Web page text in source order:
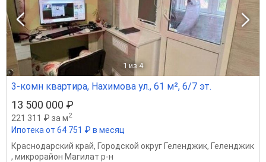
1 из 4
3-комн квартира, Нахимова ул., 61 м², 6/7 эт.
13 500 000 ₽
221 311 ₽ за м2
Ипотека от 64 751 ₽ в месяц
Краснодарский край, Городской округ Геленджик, Геленджик
, микрорайон Магилат р-н